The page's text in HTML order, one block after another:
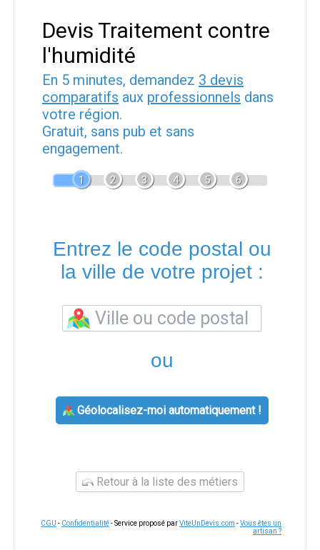
Devis Traitement contre
l'humidité
En 5 minutes, demandez 3 devis
comparatifs aux professionnels dans
votre région.
Gratuit, sans pub et sans
engagement.
1 2 3 4 5 6
Entrez le code postal ou
la ville de votre projet :
ou
Géolocalisez-moi automatiquement !
Retour à la liste des métiers
CGU - Confidentialité- Service proposé parViteUnDevis.com -Vous êtes un
artisan ?